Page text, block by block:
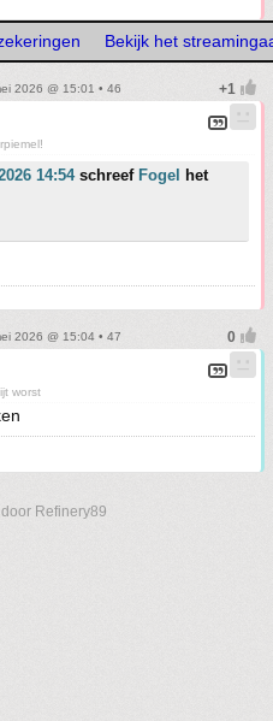
Bekijk het
2026 @ 15:01 • 46
14:54schreef Fogel
het
2026 @ 15:04 • 47
worst
Refinery89